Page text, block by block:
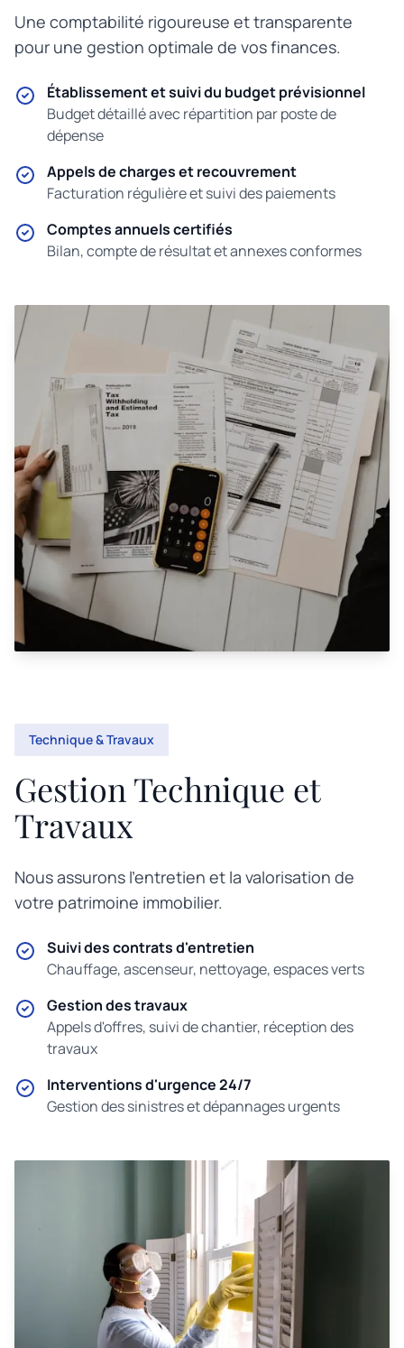
Une comptabilité rigoureuse et transparente
pour une gestion optimale de vos finances.
Établissement et suivi du budget prévisionnel
Budget détaillé avec répartition par poste de
dépense
Appels de charges et recouvrement
Facturation régulière et suivi des paiements
Comptes annuels certifiés
Bilan, compte de résultat et annexes conformes
Technique & Travaux
Gestion Technique et
Travaux
Nous assurons l'entretien et la valorisation de
votre patrimoine immobilier.
Suivi des contrats d'entretien
Chauffage, ascenseur, nettoyage, espaces verts
Gestion des travaux
Appels d'offres, suivi de chantier, réception des
travaux
Interventions d'urgence 24/7
Gestion des sinistres et dépannages urgents